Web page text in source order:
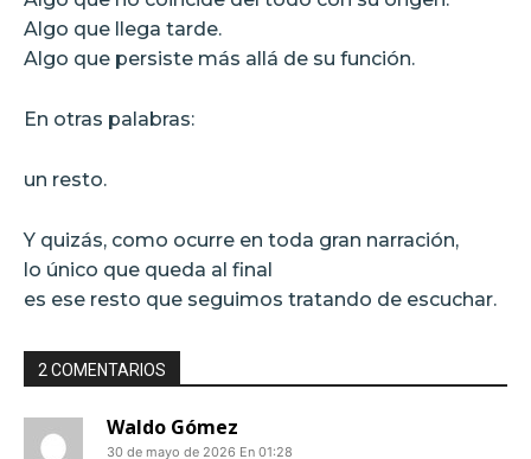
Algo que llega tarde.
Algo que persiste más allá de su función.
En otras palabras:
un resto.
Y quizás, como ocurre en toda gran narración,
lo único que queda al final
es ese resto que seguimos tratando de escuchar.
2 COMENTARIOS
Waldo Gómez
30 de mayo de 2026 En 01:28